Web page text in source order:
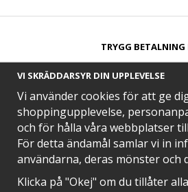
TRYGG BETALNING
SNABB LEVERANS
VI SKRÄDDARSYR DIN UPPLEVELSE
Vi använder cookies för att ge
shoppingupplevelse,
och för hålla våra webbplatser
För detta ändamål samlar vi in
användarna, deras mönster och
Klicka på "Okej" om du tillåter